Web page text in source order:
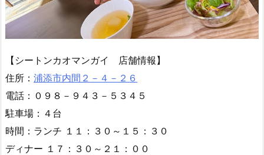
【シートンカオマンガイ 店舗情報】
住所： 浦添市内間２－４－２６
電話：０９８－９４３－５３４５
駐車場：４台
時間：ランチ １１：３０～１５：３０
ディナー １７：３０～２１：００